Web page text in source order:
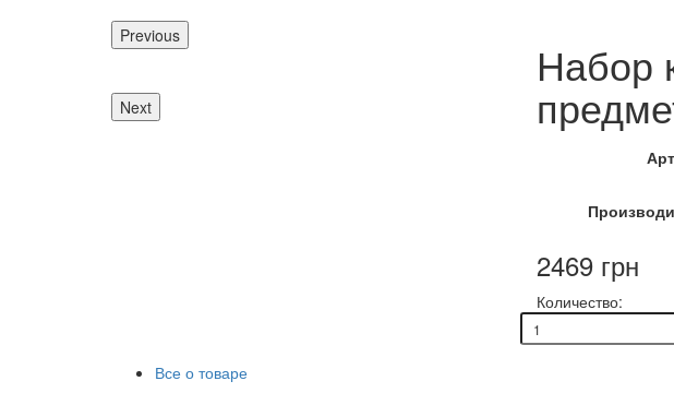
Previous
Next
Набор
2469 грн
Количество:
Все о товаре